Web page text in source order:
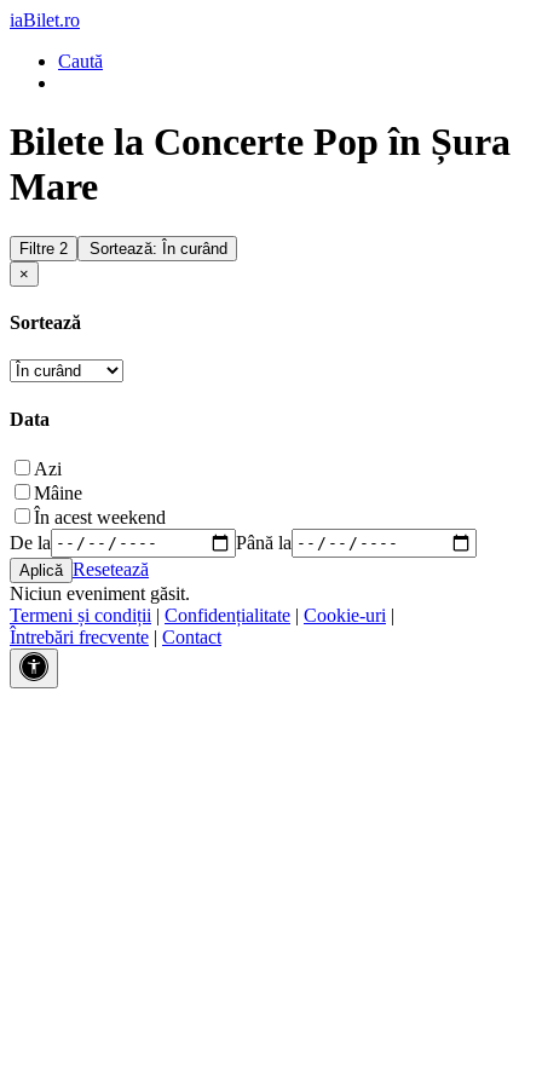
iaBilet.ro
Caută
Bilete la Concerte Pop în Șura
Mare
Filtre 2
Sortează: În curând
×
Sortează
Data
Azi
Mâine
În acest weekend
De la
Până la
Resetează
Niciun eveniment găsit.
Termeni și condiții | Confidențialitate | Cookie-uri |
Întrebări frecvente | Contact